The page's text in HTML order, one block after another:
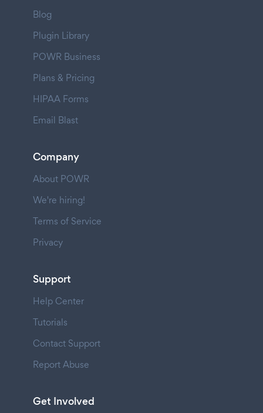
Blog
Plugin Library
POWR Business
Plans & Pricing
HIPAA Forms
Email Blast
Company
About POWR
We're hiring!
Terms of Service
Privacy
Support
Help Center
Tutorials
Contact Support
Report Abuse
Get Involved